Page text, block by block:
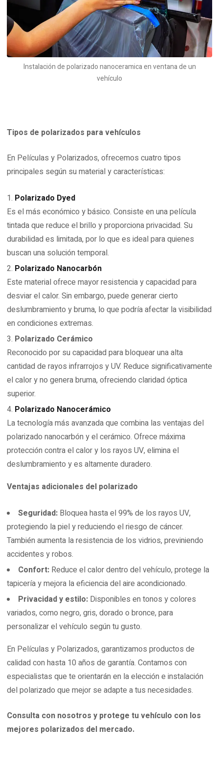
Instalación de polarizado nanoceramica en ventana de un
vehículo
Tipos de polarizados para vehículos
En Películas y Polarizados, ofrecemos cuatro tipos
principales según su material y características:
Polarizado Dyed
Es el más económico y básico. Consiste en una película
tintada que reduce el brillo y proporciona privacidad. Su
durabilidad es limitada, por lo que es ideal para quienes
buscan una solución temporal.
Polarizado Nanocarbón
Este material ofrece mayor resistencia y capacidad para
desviar el calor. Sin embargo, puede generar cierto
deslumbramiento y bruma, lo que podría afectar la visibilidad
en condiciones extremas.
Polarizado Cerámico
Reconocido por su capacidad para bloquear una alta
cantidad de rayos infrarrojos y UV. Reduce significativamente
el calor y no genera bruma, ofreciendo claridad óptica
superior.
Polarizado Nanocerámico
La tecnología más avanzada que combina las ventajas del
polarizado nanocarbón y el cerámico. Ofrece máxima
protección contra el calor y los rayos UV, elimina el
deslumbramiento y es altamente duradero.
Ventajas adicionales del polarizado
Seguridad: Bloquea hasta el 99% de los rayos UV,
protegiendo la piel y reduciendo el riesgo de cáncer.
También aumenta la resistencia de los vidrios, previniendo
accidentes y robos.
Confort: Reduce el calor dentro del vehículo, protege la
tapicería y mejora la eficiencia del aire acondicionado.
Privacidad y estilo: Disponibles en tonos y colores
variados, como negro, gris, dorado o bronce, para
personalizar el vehículo según tu gusto.
En Películas y Polarizados, garantizamos productos de
calidad con hasta 10 años de garantía. Contamos con
especialistas que te orientarán en la elección e instalación
del polarizado que mejor se adapte a tus necesidades.
Consulta con nosotros y protege tu vehículo con los
mejores polarizados del mercado.